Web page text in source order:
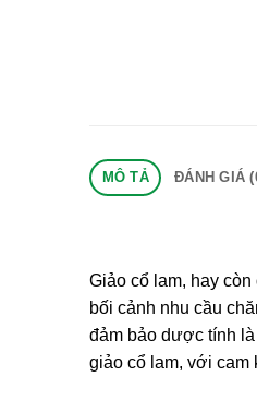
MÔ TẢ ĐÁNH GIÁ
Giảo cổ lam, hay
bối cảnh nhu cầu
đảm bảo dược tính
giảo cổ lam, với cam